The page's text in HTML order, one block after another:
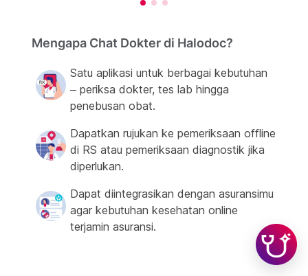
Mengapa Chat Dokter di Halodoc?
Satu aplikasi untuk berbagai kebutuhan
– periksa dokter, tes lab hingga
penebusan obat.
Dapatkan rujukan ke pemeriksaan offline
di RS atau pemeriksaan diagnostik jika
diperlukan.
Dapat diintegrasikan dengan asuransimu
agar kebutuhan kesehatan online
terjamin asuransi.